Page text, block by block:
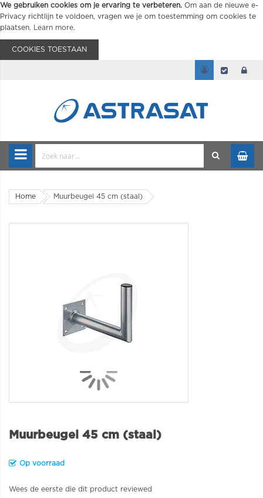
We gebruiken cookies om je ervaring te verbeteren. Om aan de nieuwe e-
Privacy richtlijn te voldoen, vragen we je om toestemming om cookies te
plaatsen.
Learn more.
COOKIES TOESTAAN
Home Muurbeugel 45 cm (staal)
Muurbeugel 45 cm (staal)
Op voorraad
Wees de eerste die dit product reviewed